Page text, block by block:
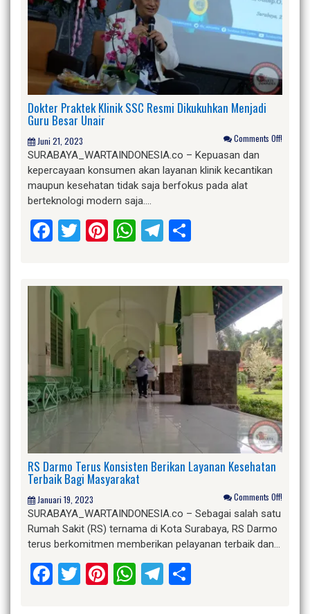
Dokter Praktek Klinik SSC Resmi Dikukuhkan Menjadi
Guru Besar Unair
Juni 21, 2023 Comments Off!
SURABAYA_WARTAINDONESIA.co – Kepuasan dan
kepercayaan konsumen akan layanan klinik kecantikan
maupun kesehatan tidak saja berfokus pada alat
berteknologi modern saja….
Facebook
Twitter
Pinterest
WhatsApp
Telegram
RS Darmo Terus Konsisten Berikan Layanan Kesehatan
Terbaik Bagi Masyarakat
Januari 19, 2023 Comments Off!
SURABAYA_WARTAINDONESIA.co – Sebagai salah satu
Rumah Sakit (RS) ternama di Kota Surabaya, RS Darmo
terus berkomitmen memberikan pelayanan terbaik dan…
Facebook
Twitter
Pinterest
WhatsApp
Telegram